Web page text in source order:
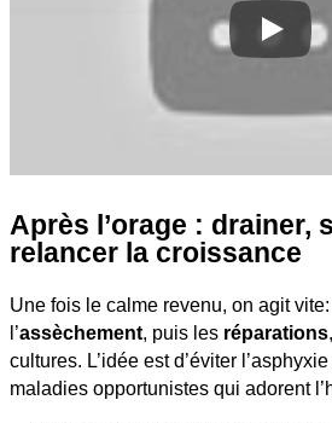
Après l’orage : drainer,
relancer la croissance
Une fois le calme revenu, on agit vite:
l’assèchement, puis les réparations
cultures. L’idée est d’éviter
maladies opportunistes qui adorent